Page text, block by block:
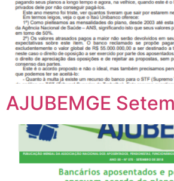
AJUBEMGE